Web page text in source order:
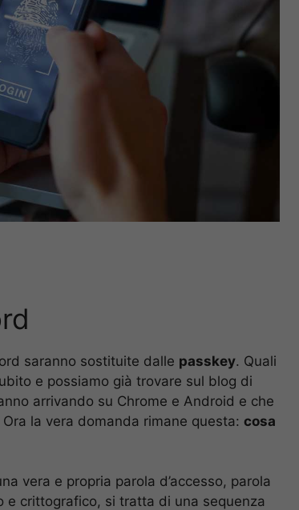
saranno sostituite dalle passkey. Quali
e possiamo già trovare sul blog di
arrivando su Chrome e Android e che
la vera domanda rimane questa: cosa
vera e propria parola d’accesso, parola
e crittografico, si tratta di una sequenza